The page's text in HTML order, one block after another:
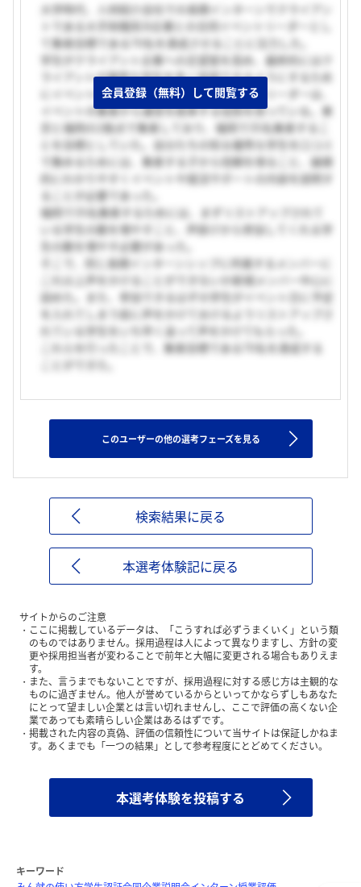
大学時代、人材紹介会社での長期インターンでクライアン
トである大手財閥系SI企業との合同イベントリーダーとし
て集客目標である70名を達成させることに注力した。
学生がクライアント企業への志望度を高め、最終的にはク
ライアントが優秀な学生を多く採用できるようにするため
にイベントを行っている。その中でイベントリーダーは、
イベントの集客から運営を統率する役割を担っている。東
京と福岡の2拠点で集客しており、福岡で35名集客するこ
とを目標としていた。自分たちの知る優秀な学生を口コミ
で集めるためには、集客する子から信頼を得ること、論理
的にわかりやすくイベントや就活サポートの内容を説明す
ることが必要であった。
福岡で35名集客するためには、まずリストアップされて
いる学生の数を増やすこと、声掛けから参加してくれる学
生の数を増やす必要があった。
そこで、同じ長期インターンシップに所属するメンバーに
これ以上声をかけることができないか新規メンバー中心に
詰めた。また、参加できるはずの学生がイベント日に予定
を入れてしまう前に声をかけておけるようリストアップさ
れている学生をいち早く追って声をかけてもらった。
これらを行ったことで、集客目標である70名を達成する
会員登録（無料）して閲覧する
このユーザーの他の選考フェーズを見る
検索結果に戻る
本選考体験記に戻る
サイトからのご注意
ここに掲載しているデータは、「こうすれば必ずうまくいく」という類
のものではありません。採用過程は人によって異なりますし、方針の変
更や採用担当者が変わることで前年と大幅に変更される場合もありえま
す。
また、言うまでもないことですが、採用過程に対する感じ方は主観的な
ものに過ぎません。他人が誉めているからといってかならずしもあなた
にとって望ましい企業とは言い切れませんし、ここで評価の高くない企
業であっても素晴らしい企業はあるはずです。
掲載された内容の真偽、評価の信頼性について当サイトは保証しかねま
す。あくまでも「一つの結果」として参考程度にとどめてください。
本選考体験を投稿する
キーワード